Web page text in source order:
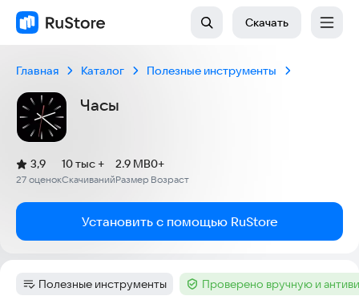
Скачать
Главная Каталог Полезные инструменты
Часы
Рейтинг:
3,9
(
27 оценок
)
Скачиваний
10 тыс +
Размер
2.9 MB
Возраст
0+
Установить с помощью RuStore
Категория:
Полезные инструменты Тег :Проверено вручную и